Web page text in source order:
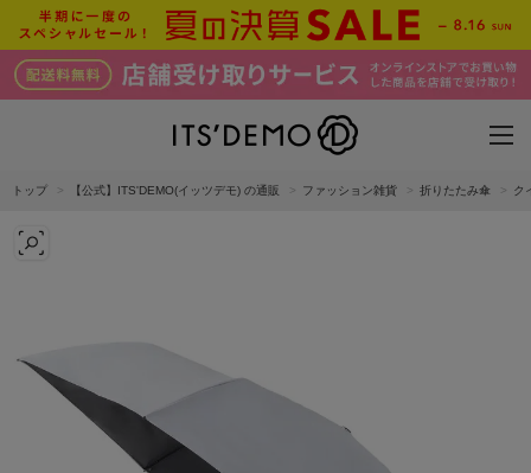
トップ 【公式】ITS'DEMO(イッツデモ) の通販 ファッション雑貨 折りたたみ傘 ク